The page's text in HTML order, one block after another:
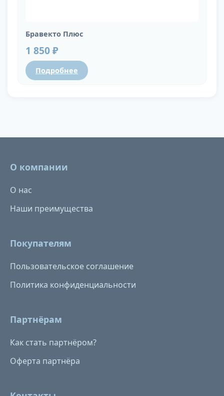
Бравекто Плюс
1 850 ₽
Подробнее
О компании
О нас
Наши преимущества
Покупателям
Пользовательское соглашение
Политика конфиденциальности
Партнёрам
Как стать партнёром?
Оферта партнёра